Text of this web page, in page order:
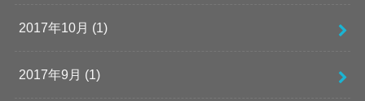
2017年10月 (1)
2017年9月 (1)